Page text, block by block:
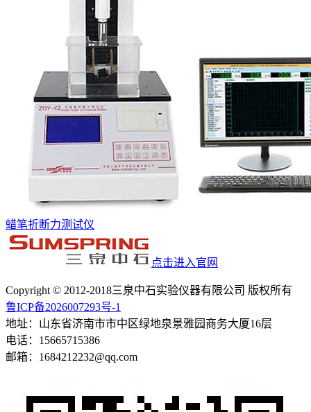
蜡笔折断力测试仪
点击进入官网
Copyright © 2012-2018三泉中石实验仪器有限公司 版权所有
鲁ICP备2026007293号-1
地址：山东省济南市市中区绿地泉景雅园商务大厦16层
电话：15665715386
邮箱：1684212232@qq.com